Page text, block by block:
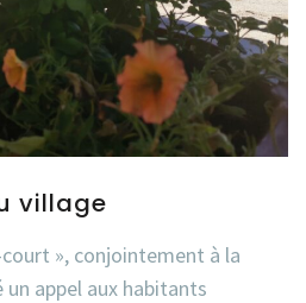
village
court », conjointement à la
appel aux habitants